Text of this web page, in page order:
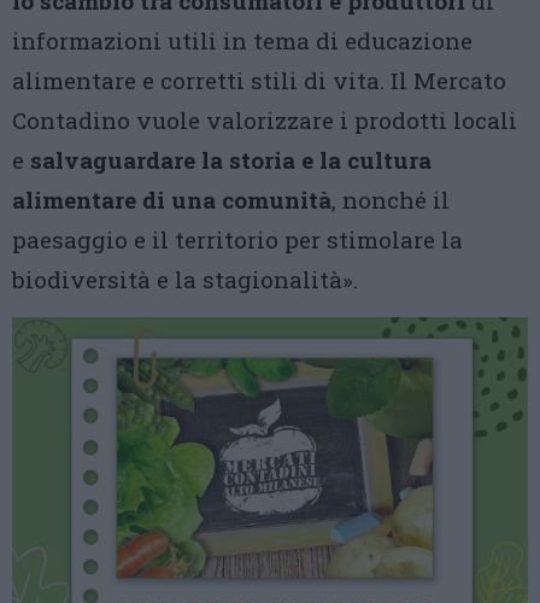
informazioni utili in tema di educazione
alimentare e corretti stili di vita. Il Mercato
Contadino vuole valorizzare i prodotti locali
e salvaguardare la storia e la cultura
alimentare di una comunità, nonché il
paesaggio e il territorio per stimolare la
biodiversità e la stagionalità».